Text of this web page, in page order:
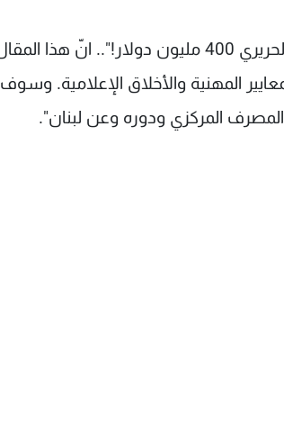
"لقد ورد في إحدى الصحف مقال تحت عنوان: "سلامة "يمنح" الرئيس الحريري 400 مليون دولار!".. انّ هذا
المهنية والأخلاق الإعلامية. وسوف
المركزي ودوره وعن لبنان".